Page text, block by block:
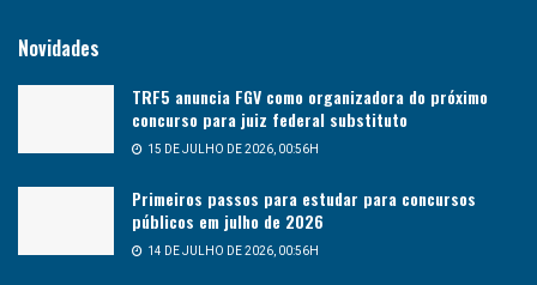
Novidades
TRF5 anuncia FGV como organizadora do próximo
concurso para juiz federal substituto
15 DE JULHO DE 2026, 00:56H
Primeiros passos para estudar para concursos
públicos em julho de 2026
14 DE JULHO DE 2026, 00:56H